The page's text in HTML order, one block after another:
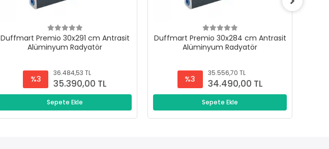
Duffmart Premio 30x291 cm Antrasit
Alüminyum Radyatör
%3
36.484,53 TL
35.390,00 TL
Sepete Ekle
Duffmart Premio 30x284 cm Antrasit
Alüminyum Radyatör
%3
35.556,70 TL
34.490,00 TL
Sepete Ekle